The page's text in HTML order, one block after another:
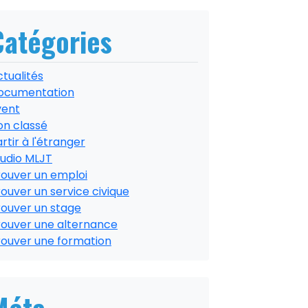
classé
à l'étranger
MLJT
un emploi
un service civique
un stage
une alternance
une formation